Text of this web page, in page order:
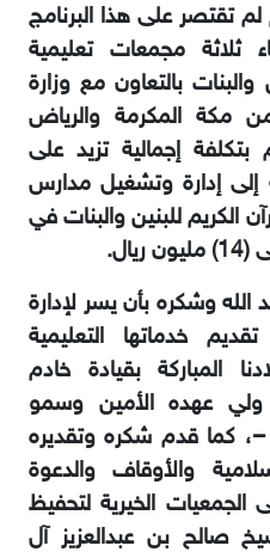
لم ‏تقتصر على هذا البرنامج
مجمعات تعليمية
والبنات بالتعاون مع وزارة
مكة المكرمة والرياض
بتكلفة إجمالية تزيد على
إلى إدارة ‏وتشغيل مدارس
الكريم للبنين والبنات في
الله وشكره بأن يسر لإدارة
خدماتها ‏التعليمية
المباركة بقيادة خادم
ولي عهده الأمين وسمو
–، كما قدم شكره وتقديره
والأوقاف والدعوة
الجمعيات الخيرية لتحفيظ
صالح بن عبدالعزيز آل